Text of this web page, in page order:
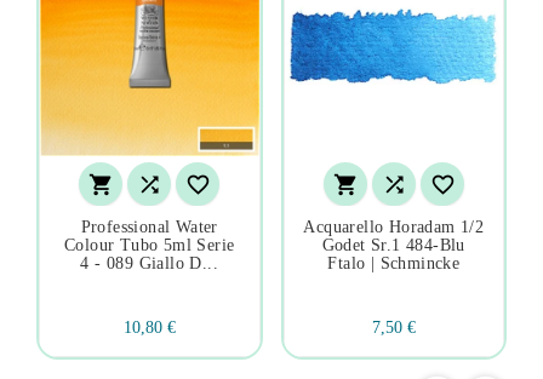
  
Professional Water
Colour Tubo 5ml Serie
4 - 089 Giallo D...
10,80 €
  
Acquarello Horadam 1/2
Godet Sr.1 484-Blu
Ftalo | Schmincke
7,50 €